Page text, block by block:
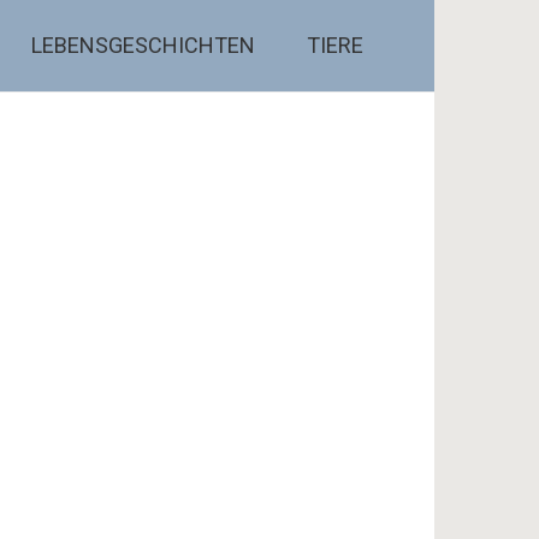
LEBENSGESCHICHTEN TIERE